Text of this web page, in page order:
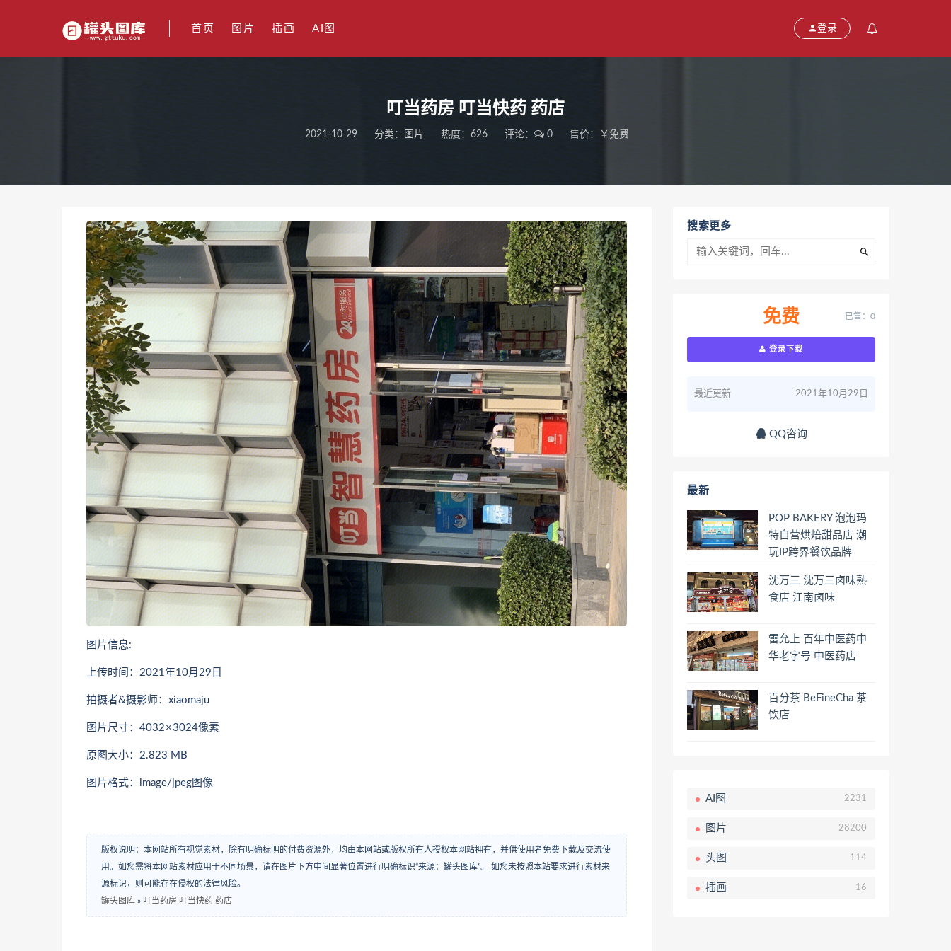
首页 图片 插画 AI图 登录
叮当药房 叮当快药 药店
2021-10-29 分类： 图片 热度：626 评论： 0 售价：￥免费
图片信息:
上传时间：2021年10月29日
拍摄者&摄影师：xiaomaju
图片尺寸：4032 × 3024像素
原图大小：2.823 MB
图片格式：image/jpeg图像
版权说明：本网站所有视觉素材，除有明确标明的付费资源外，均由本网站或版权所有人授权本网站拥有，并供使用者免费下载及交流使
用。如您需将本网站素材应用于不同场景，请在图片下方中间显著位置进行明确标识“来源：罐头图库”。 如您未按照本站要求进行素材来
源标识，则可能存在侵权的法律风险。
罐头图库 » 叮当药房 叮当快药 药店
搜索更多
免费 已售：0
登录下载
最近更新 2021年10月29日
QQ咨询
最新
POP BAKERY 泡泡玛
特自营烘焙甜品店 潮
玩IP跨界餐饮品牌
沈万三 沈万三卤味熟
食店 江南卤味
雷允上 百年中医药中
华老字号 中医药店
百分茶 BeFineCha 茶
饮店
AI图 2231
图片 28200
头图 114
插画 16